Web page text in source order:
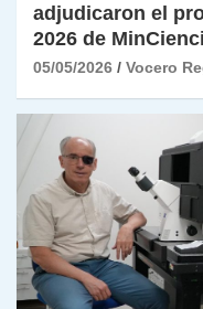
adjudicaron el
2026 de
05/05/2026 Vocero